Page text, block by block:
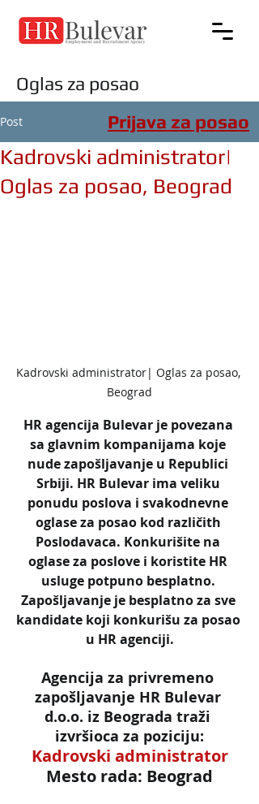
Oglas za posao
Post
Kadrovski administrator|
Oglas za posao, Beograd
Kadrovski administrator| Oglas za posao,
Beograd
HR agencija Bulevar je povezana
sa glavnim kompanijama koje
nude zapošljavanje u Republici
Srbiji. HR Bulevar ima veliku
ponudu poslova i svakodnevne
oglase za posao kod različith
Poslodavaca. Konkurišite na
oglase za poslove i koristite HR
usluge potpuno besplatno.
Zapošljavanje je besplatno za sve
kandidate koji konkurišu za posao
u HR agenciji.
Agencija za privremeno
zapošljavanje HR Bulevar
d.o.o. iz Beograda traži
izvršioca za poziciju:
Kadrovski administrator
Mesto rada: Beograd
Prijava za posao